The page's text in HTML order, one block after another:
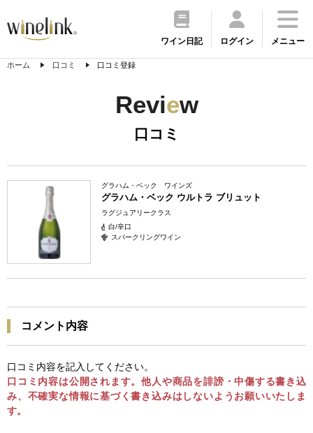
ワイン日記 ログイン メニュー
ホーム 口コミ 口コミ登録
Review
口コミ
グラハム・ベック ワインズ
グラハム・ベック ウルトラ ブリュット
ラグジュアリークラス
白/辛口
スパークリングワイン
コメント内容
口コミ内容を記入してください。
口コミ内容は公開されます。他人や商品を誹謗・中傷する書き込
み、不確実な情報に基づく書き込みはしないようお願いいたしま
す。